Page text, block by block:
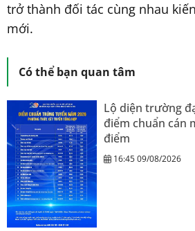
trở thành đối tác cùng nhau
mới.
Có thể bạn quan tâm
Lộ diện trường
điểm chuẩn cán
điểm
16:45 09/08/2026